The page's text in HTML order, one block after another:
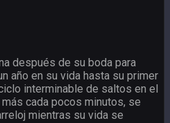
después de su boda para
año en su vida hasta su primer
interminable de saltos en el
cada pocos minutos, se
mientras su vida se